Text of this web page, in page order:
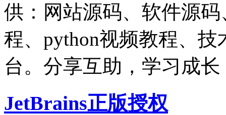
供：网站源码、软件源
程、python视频教程、
台。分享互助，学习成长
JetBrains正版授权